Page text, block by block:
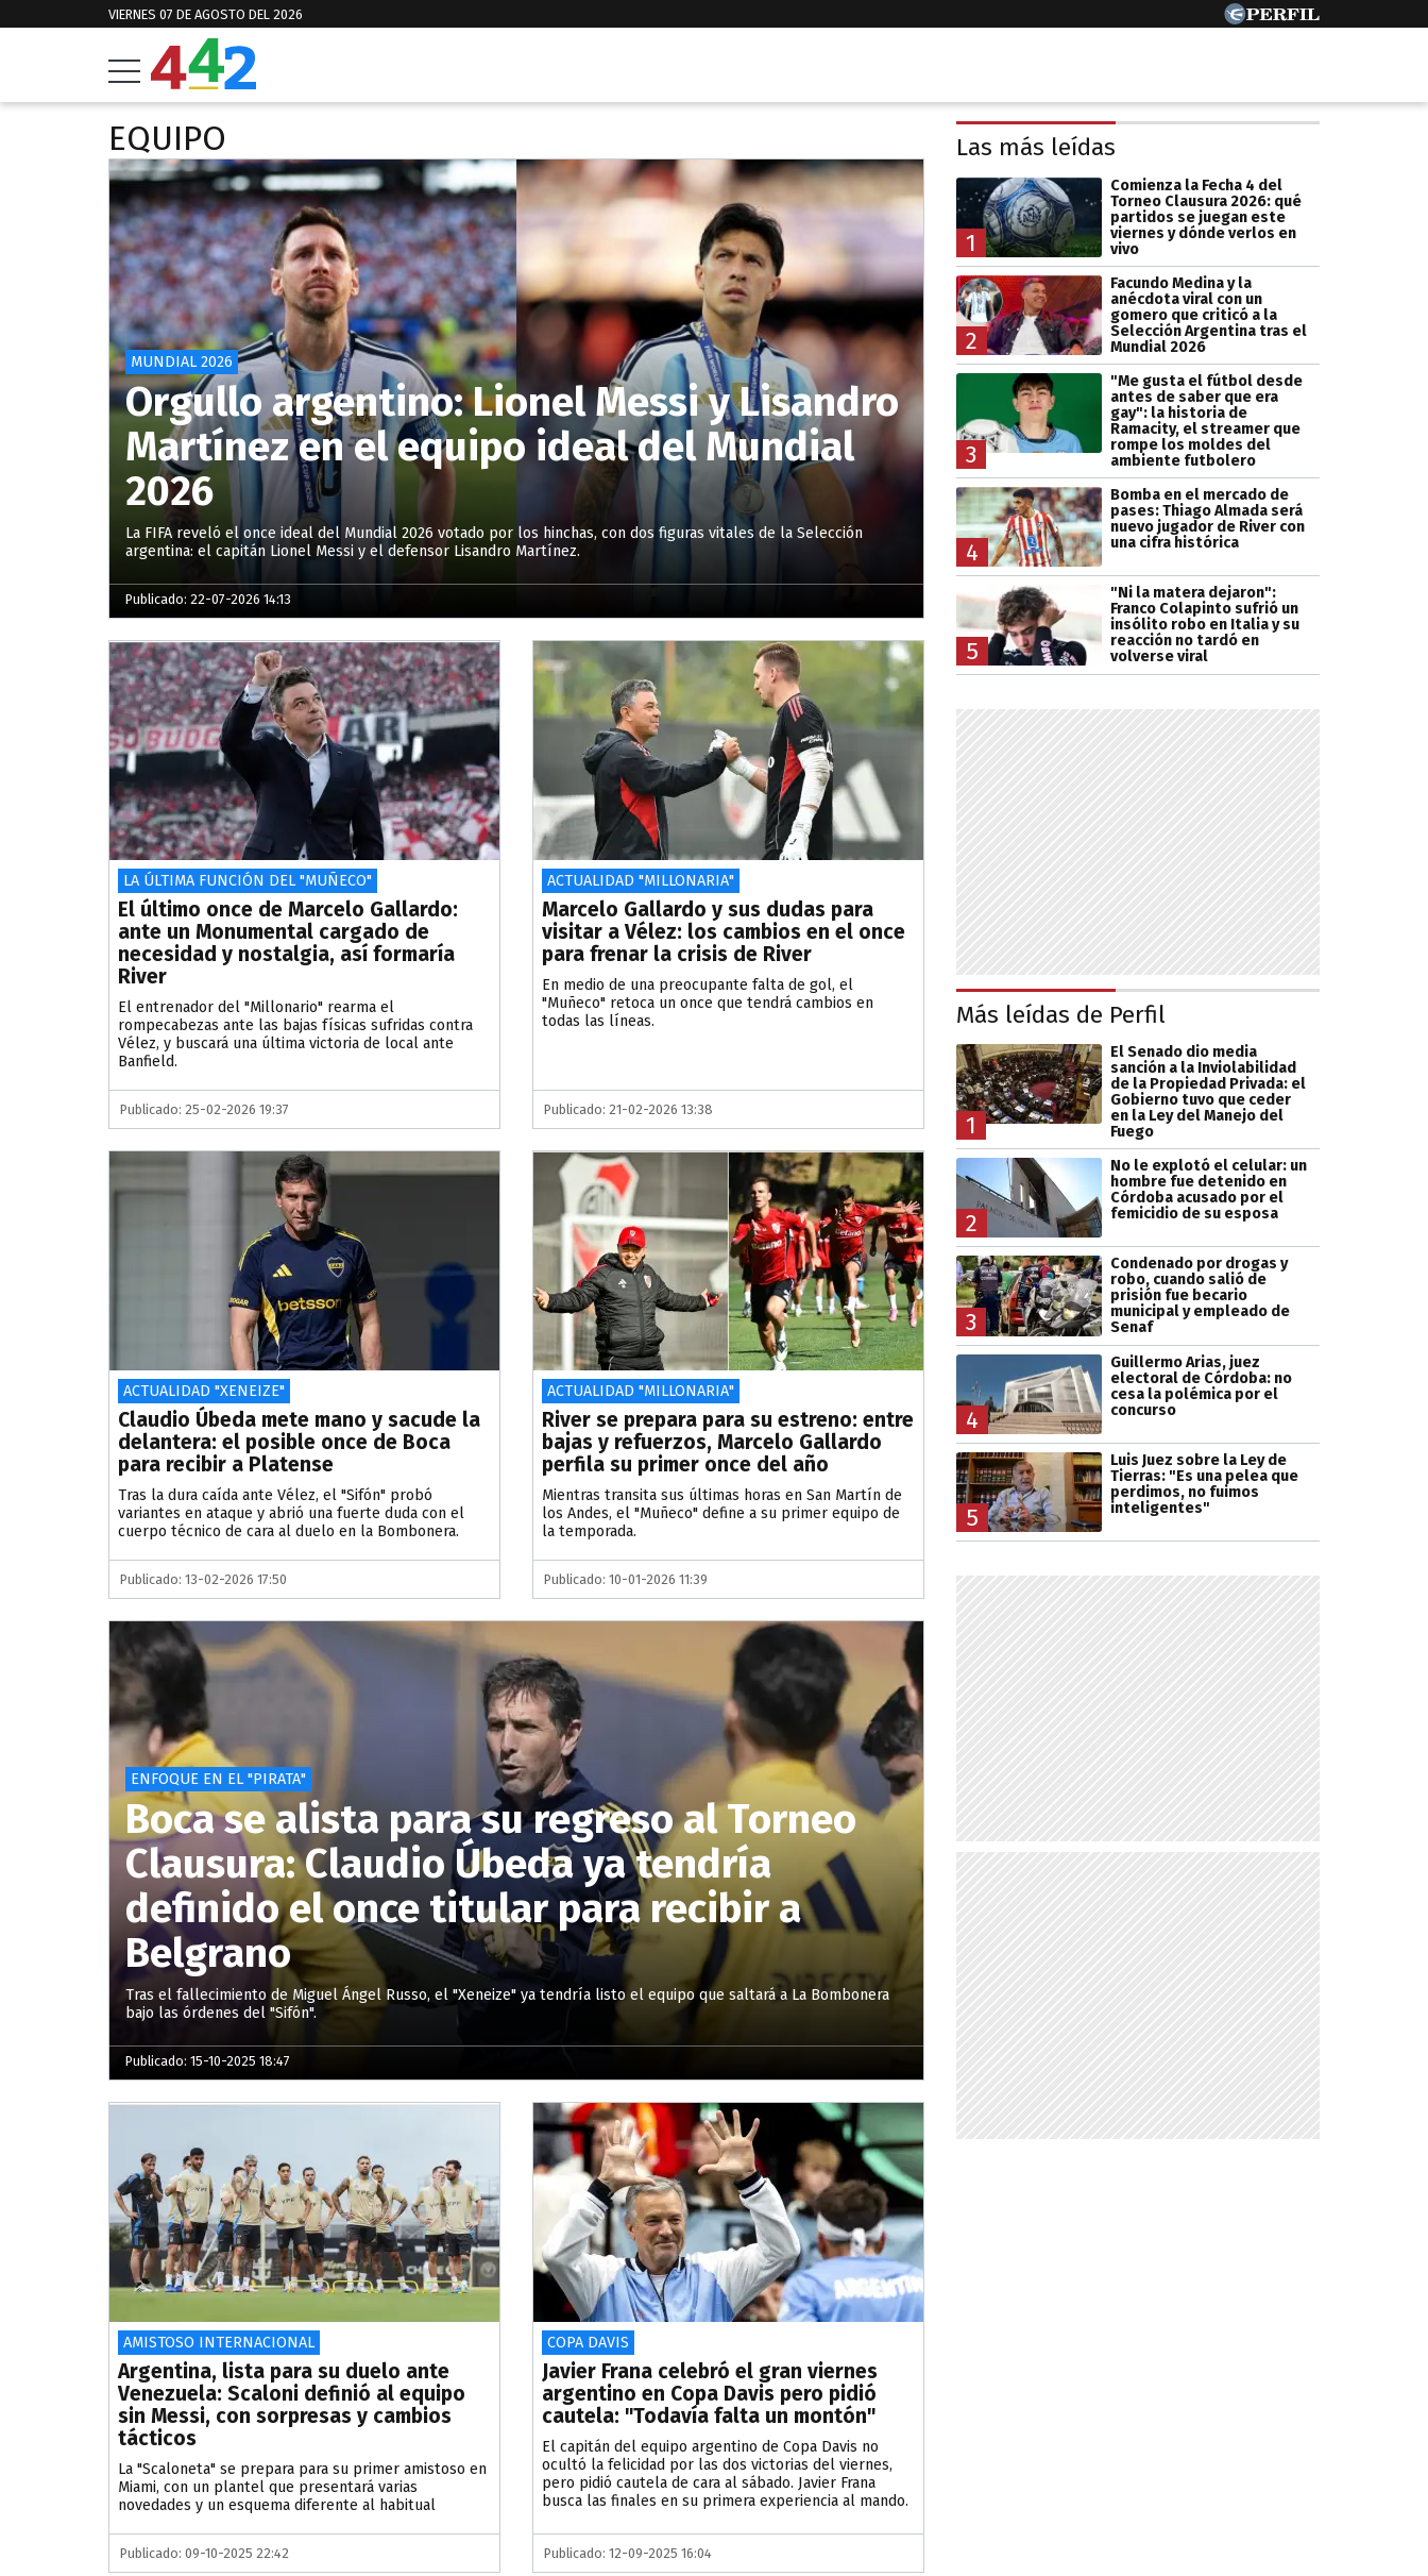
VIERNES 07 DE AGOSTO DEL 2026
EQUIPO
MUNDIAL 2026
Orgullo argentino: Lionel Messi y Lisandro
Martínez en el equipo ideal del Mundial
2026
La FIFA reveló el once ideal del Mundial 2026 votado por los hinchas, con dos figuras vitales de la Selección
argentina: el capitán Lionel Messi y el defensor Lisandro Martínez.
Publicado: 22-07-2026 14:13
LA ÚLTIMA FUNCIÓN DEL "MUÑECO"
El último once de Marcelo Gallardo:
ante un Monumental cargado de
necesidad y nostalgia, así formaría
River
El entrenador del "Millonario" rearma el
rompecabezas ante las bajas físicas sufridas contra
Vélez, y buscará una última victoria de local ante
Banfield.
Publicado: 25-02-2026 19:37
ACTUALIDAD "MILLONARIA"
Marcelo Gallardo y sus dudas para
visitar a Vélez: los cambios en el once
para frenar la crisis de River
En medio de una preocupante falta de gol, el
"Muñeco" retoca un once que tendrá cambios en
todas las líneas.
Publicado: 21-02-2026 13:38
ACTUALIDAD "XENEIZE"
Claudio Úbeda mete mano y sacude la
delantera: el posible once de Boca
para recibir a Platense
Tras la dura caída ante Vélez, el "Sifón" probó
variantes en ataque y abrió una fuerte duda con el
cuerpo técnico de cara al duelo en la Bombonera.
Publicado: 13-02-2026 17:50
ACTUALIDAD "MILLONARIA"
River se prepara para su estreno: entre
bajas y refuerzos, Marcelo Gallardo
perfila su primer once del año
Mientras transita sus últimas horas en San Martín de
los Andes, el "Muñeco" define a su primer equipo de
la temporada.
Publicado: 10-01-2026 11:39
ENFOQUE EN EL "PIRATA"
Boca se alista para su regreso al Torneo
Clausura: Claudio Úbeda ya tendría
definido el once titular para recibir a
Belgrano
Tras el fallecimiento de Miguel Ángel Russo, el "Xeneize" ya tendría listo el equipo que saltará a La Bombonera
bajo las órdenes del "Sifón".
Publicado: 15-10-2025 18:47
AMISTOSO INTERNACIONAL
Argentina, lista para su duelo ante
Venezuela: Scaloni definió al equipo
sin Messi, con sorpresas y cambios
tácticos
La "Scaloneta" se prepara para su primer amistoso en
Miami, con un plantel que presentará varias
novedades y un esquema diferente al habitual
Publicado: 09-10-2025 22:42
COPA DAVIS
Javier Frana celebró el gran viernes
argentino en Copa Davis pero pidió
cautela: "Todavía falta un montón"
El capitán del equipo argentino de Copa Davis no
ocultó la felicidad por las dos victorias del viernes,
pero pidió cautela de cara al sábado. Javier Frana
busca las finales en su primera experiencia al mando.
Publicado: 12-09-2025 16:04
Las más leídas
1
Comienza la Fecha 4 del
Torneo Clausura 2026: qué
partidos se juegan este
viernes y dónde verlos en
vivo
2
Facundo Medina y la
anécdota viral con un
gomero que criticó a la
Selección Argentina tras el
Mundial 2026
3
"Me gusta el fútbol desde
antes de saber que era
gay": la historia de
Ramacity, el streamer que
rompe los moldes del
ambiente futbolero
4
Bomba en el mercado de
pases: Thiago Almada será
nuevo jugador de River con
una cifra histórica
5
"Ni la matera dejaron":
Franco Colapinto sufrió un
insólito robo en Italia y su
reacción no tardó en
volverse viral
Más leídas de Perfil
1
El Senado dio media
sanción a la Inviolabilidad
de la Propiedad Privada: el
Gobierno tuvo que ceder
en la Ley del Manejo del
Fuego
2
No le explotó el celular: un
hombre fue detenido en
Córdoba acusado por el
femicidio de su esposa
3
Condenado por drogas y
robo, cuando salió de
prisión fue becario
municipal y empleado de
Senaf
4
Guillermo Arias, juez
electoral de Córdoba: no
cesa la polémica por el
concurso
5
Luis Juez sobre la Ley de
Tierras: "Es una pelea que
perdimos, no fuimos
inteligentes"